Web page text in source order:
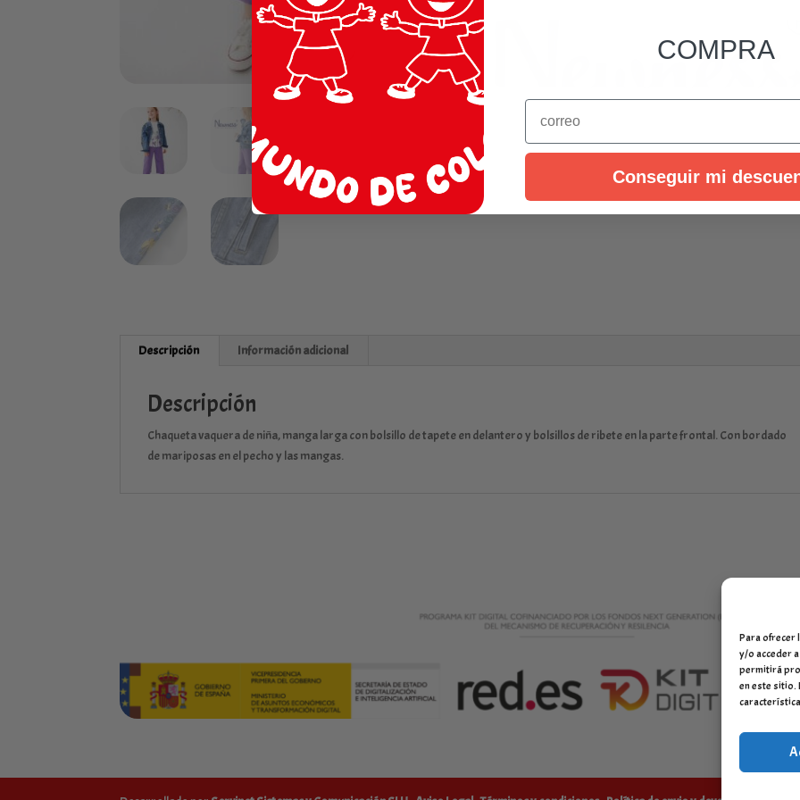
Para ofrecer
y/o acceder
permitirá
en este sitio.
Descripción Información adicional
Descripción
Chaqueta vaquera de niña, manga larga con bolsillo de tapete en delantero y bolsillos de ribete en la parte frontal. Con bordado
de mariposas en el pecho y las mangas.
COMPRA
Email
Conseguir mi